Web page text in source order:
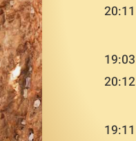
>
20:11
19:03
20:12
19:11